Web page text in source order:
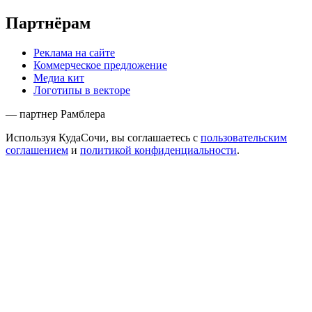
Партнёрам
Реклама на сайте
Коммерческое предложение
Медиа кит
Логотипы в векторе
— партнер Рамблера
Используя КудаСочи, вы соглашаетесь с пользовательским
соглашением и политикой конфиденциальности.